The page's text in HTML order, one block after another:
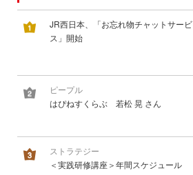
JR西日本、「お忘れ物チャットサービ
ス」開始
ピープル
はぴねすくらぶ 若松 晃 さん
ストラテジー
＜実践研修講座＞年間スケジュール